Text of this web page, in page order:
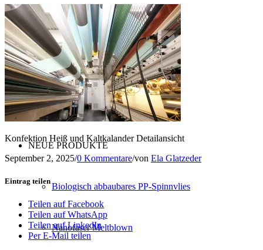
Handel & Produktion
Konfektion
Service
NEUE PRODUKTE
Biologisch abbaubares PP-Spinnvlies
Nanofaser Meltblown
Konfektion Heiß und Kaltkalander Detailansicht
September 2, 2025/0 Kommentare/von Ela Glatzeder
Eintrag teilen
Teilen auf Facebook
Teilen auf WhatsApp
Teilen auf LinkedIn
Per E-Mail teilen